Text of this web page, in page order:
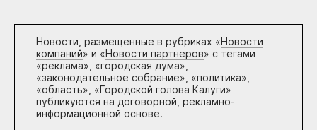
Новости, размещенные в рубриках «Новости
компаний» и «Новости партнеров» с тегами
«реклама», «городская дума»,
«законодательное собрание», «политика»,
«область», «Городской голова Калуги»
публикуются на договорной, рекламно-
информационной основе.